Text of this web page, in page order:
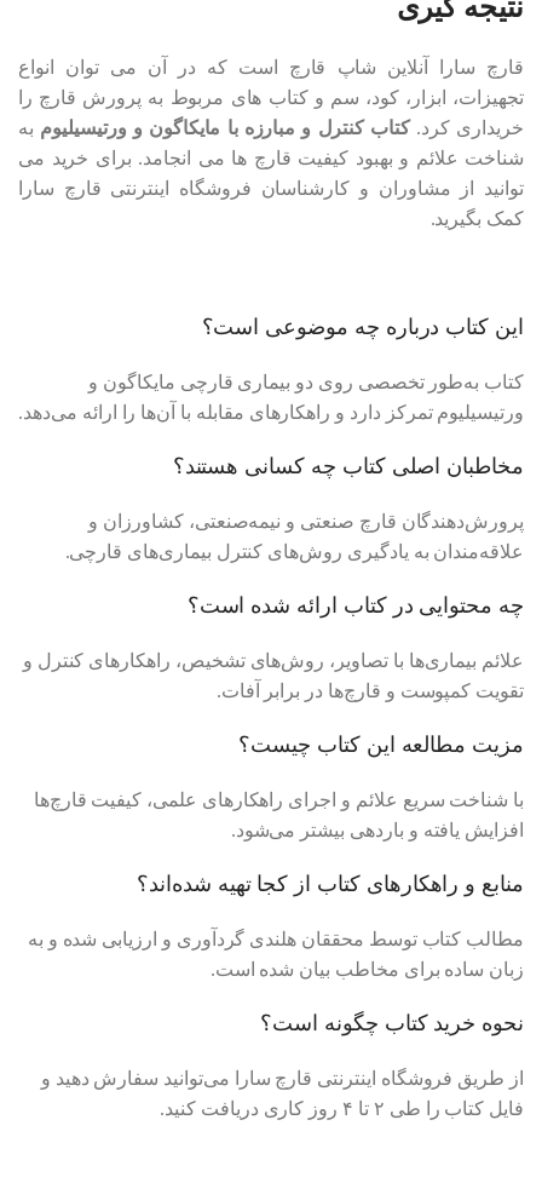
نتیجه گیری
قارچ سارا آنلاین شاپ قارچ است که در آن می توان انواع
تجهیزات، ابزار، کود، سم و کتاب های مربوط به پرورش قارچ را
خریداری کرد. کتاب کنترل و مبارزه با مایکاگون و ورتیسیلیوم به
شناخت علائم و بهبود کیفیت قارچ ها می انجامد. برای خرید می
توانید از مشاوران و کارشناسان فروشگاه اینترنتی قارچ سارا
کمک بگیرید.
این کتاب درباره چه موضوعی است؟
کتاب به‌طور تخصصی روی دو بیماری قارچی مایکاگون و
ورتیسیلیوم تمرکز دارد و راهکارهای مقابله با آن‌ها را ارائه می‌دهد.
مخاطبان اصلی کتاب چه کسانی هستند؟
پرورش‌دهندگان قارچ صنعتی و نیمه‌صنعتی، کشاورزان و
علاقه‌مندان به یادگیری روش‌های کنترل بیماری‌های قارچی.
چه محتوایی در کتاب ارائه شده است؟
علائم بیماری‌ها با تصاویر، روش‌های تشخیص، راهکارهای کنترل و
تقویت کمپوست و قارچ‌ها در برابر آفات.
مزیت مطالعه این کتاب چیست؟
با شناخت سریع علائم و اجرای راهکارهای علمی، کیفیت قارچ‌ها
افزایش یافته و باردهی بیشتر می‌شود.
منابع و راهکارهای کتاب از کجا تهیه شده‌اند؟
مطالب کتاب توسط محققان هلندی گردآوری و ارزیابی شده و به
زبان ساده برای مخاطب بیان شده است.
نحوه خرید کتاب چگونه است؟
از طریق فروشگاه اینترنتی قارچ سارا می‌توانید سفارش دهید و
فایل کتاب را طی ۲ تا ۴ روز کاری دریافت کنید.